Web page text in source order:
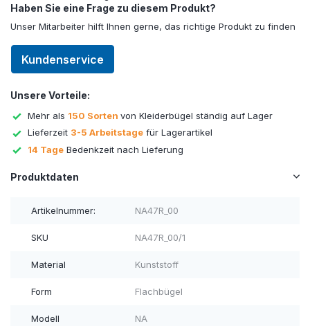
Haben Sie eine Frage zu diesem Produkt?
Unser Mitarbeiter hilft Ihnen gerne, das richtige Produkt zu finden
Kundenservice
Unsere Vorteile:
Mehr als 150 Sorten von Kleiderbügel ständig auf Lager
Lieferzeit 3-5 Arbeitstage für Lagerartikel
14 Tage Bedenkzeit nach Lieferung
Produktdaten
Artikelnummer: NA47R_00
SKU NA47R_00/1
Material Kunststoff
Form Flachbügel
Modell NA